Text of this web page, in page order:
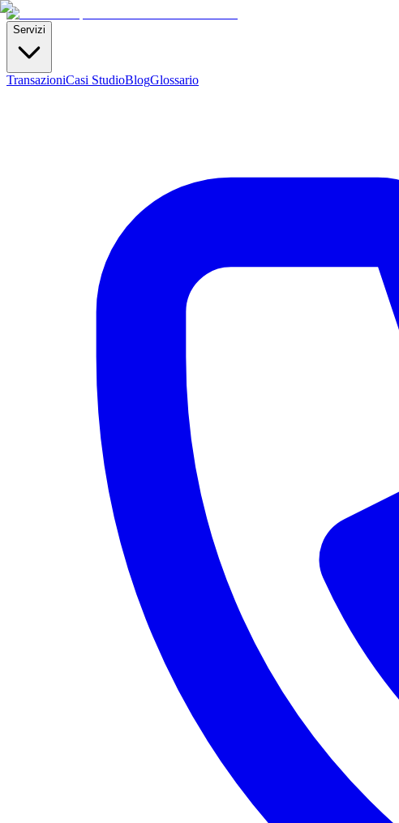
Servizi
TransazioniCasi StudioBlogGlossario